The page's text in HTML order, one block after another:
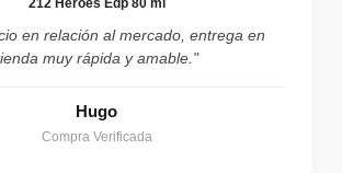
en relación al mercado, entrega en
muy rápida y amable."
Hugo
Compra Verificada